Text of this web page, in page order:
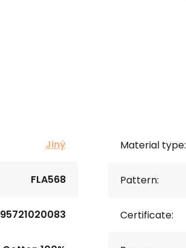
Jiný
FLA568
Material type:
Pattern:
Certificate: